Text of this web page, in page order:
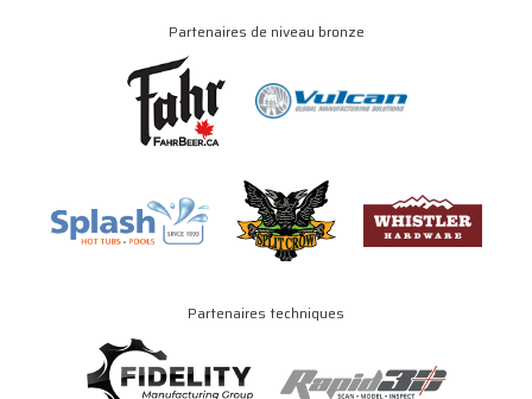
Partenaires de niveau bronze
Partenaires techniques